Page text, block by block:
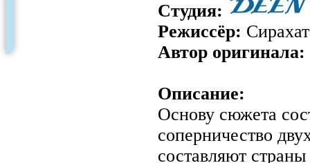
Студия:
Режиссёр:
Автор оригинала:
Описание:
Основу сюжета
соперничество
составляют